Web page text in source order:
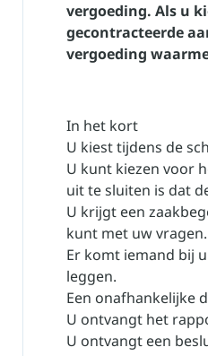
vergoeding. Als u
gecontracteerde
vergoeding
In het kort
U kiest tijdens de
U kunt kiezen voor
uit te sluiten is dat
U krijgt een
kunt met uw vragen.
Er komt iemand bij
leggen.
Een onafhankelijke
U ontvangt het
U ontvangt een